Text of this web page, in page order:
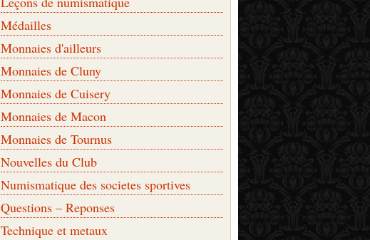
Médailles
Monnaies d'ailleurs
Monnaies de Cluny
Monnaies de Cuisery
Monnaies de Macon
Monnaies de Tournus
Nouvelles du Club
Numismatique des societes sportives
Questions – Reponses
Technique et metaux